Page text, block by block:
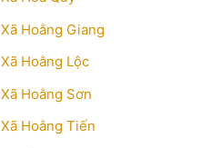
Xã Hoằng Giang
Xã Hoằng Lộc
Xã Hoằng Sơn
Xã Hoằng Tiến